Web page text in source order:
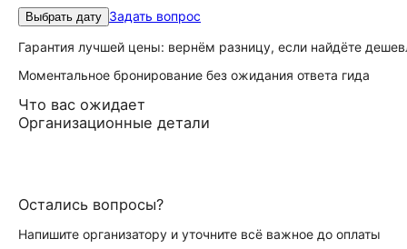
Выбрать дату Задать вопрос
Гарантия лучшей цены: вернём разницу, если найдёте
Моментальное бронирование без ожидания ответа гида
Что вас ожидает
Организационные детали
Остались вопросы?
Напишите организатору и уточните всё важное до оплаты